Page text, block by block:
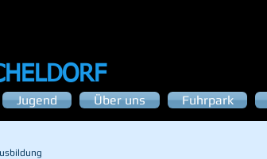
Jugend Über uns Fuhrpark